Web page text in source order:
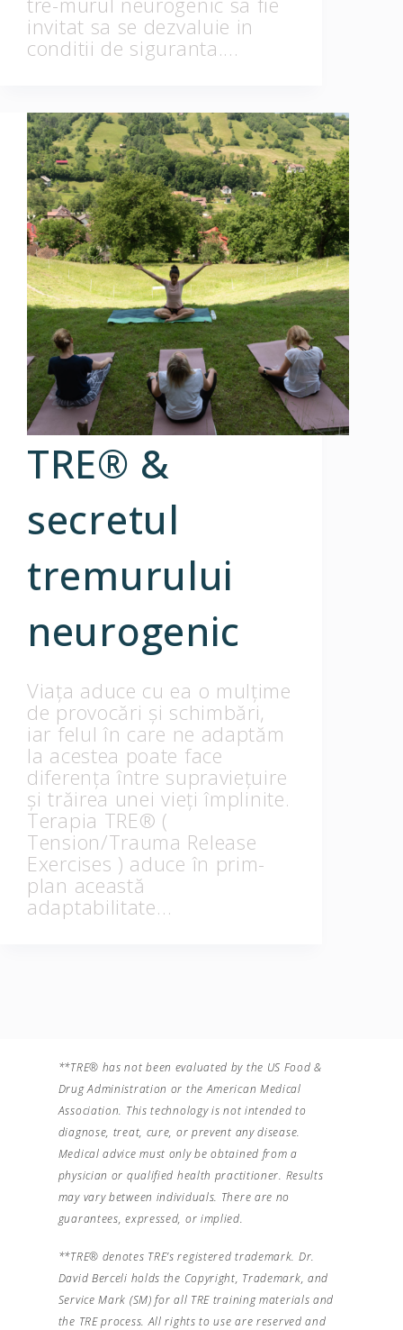
invitat sa se dezvaluie in
conditii de siguranta.…
TRE® &
secretul
tremurului
neurogenic
Viața aduce cu ea o mulțime
de provocări și schimbări,
iar felul în care ne adaptăm
la acestea poate face
diferența între supraviețuire
și trăirea unei vieți împlinite.
Terapia TRE® (
Tension/Trauma Release
Exercises ) aduce în prim-
plan această
adaptabilitate…
**TRE® has not been evaluated by the US Food &
Drug Administration or the American Medical
Association. This technology is not intended to
diagnose, treat, cure, or prevent any disease.
Medical advice must only be obtained from a
physician or qualified health practitioner. Results
may vary between individuals. There are no
guarantees, expressed, or implied.
**TRE® denotes TRE’s registered trademark. Dr.
David Berceli holds the Copyright, Trademark, and
Service Mark (SM) for all TRE training materials and
the TRE process. All rights to use are reserved and